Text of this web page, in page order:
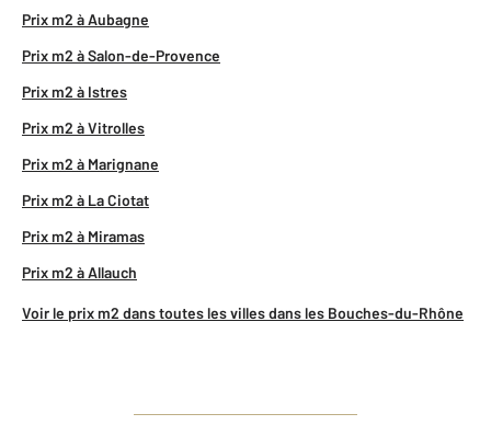
Prix m2 à Aubagne
Prix m2 à Salon-de-Provence
Prix m2 à Istres
Prix m2 à Vitrolles
Prix m2 à Marignane
Prix m2 à La Ciotat
Prix m2 à Miramas
Prix m2 à Allauch
Voir le prix m2 dans toutes les villes dans les Bouches-du-Rhône